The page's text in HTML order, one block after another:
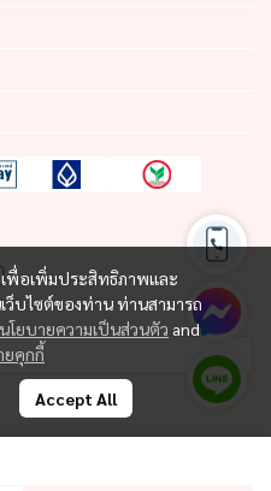
เพื่อเพิ่มประสิทธิภาพและ
ว็บไซต์ของท่าน ท่านสามารถ
นโยบายความเป็นส่วนตัว and
ยคุกกี้
Accept All